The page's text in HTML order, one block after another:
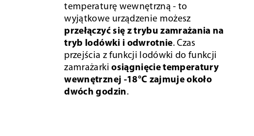
temperaturę wewnętrzną - to
wyjątkowe urządzenie możesz
przełączyć się z trybu zamrażania na
tryb lodówki i odwrotnie. Czas
przejścia z funkcji lodówki do funkcji
zamrażarkiosiągnięcie temperatury
wewnętrznej -18°C zajmuje około
dwóch godzin.